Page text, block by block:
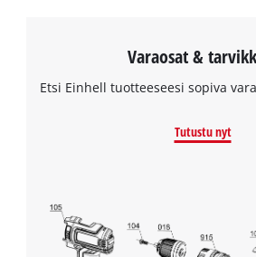
Varaosat &
Etsi Einhell tuotteeseesi sopiva
Tutustu nyt